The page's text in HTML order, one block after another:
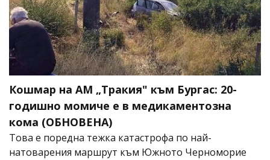
Кошмар на АМ „Тракия" към Бургас: 20-
годишно момиче е в медикаментозна
кома (ОБНОВЕНА)
Това е поредна тежка катастрофа по най-
натоварения маршрут към Южното Черноморие